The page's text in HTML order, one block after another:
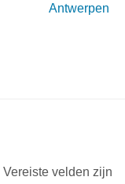
Antwerpen
Vereiste velden zijn